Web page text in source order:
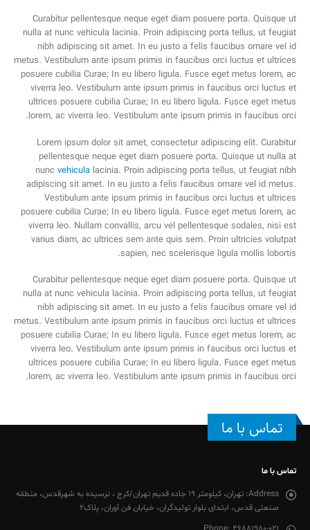
Curabitur pellentesque neque eget diam posuere porta. Quisque ut
nulla at nunc vehicula lacinia. Proin adipiscing porta tellus, ut feugiat
nibh adipiscing sit amet. In eu justo a felis faucibus ornare vel id
metus. Vestibulum ante ipsum primis in faucibus orci luctus et ultrices
posuere cubilia Curae; In eu libero ligula. Fusce eget metus lorem, ac
viverra leo. Vestibulum ante ipsum primis in faucibus orci luctus et
ultrices posuere cubilia Curae; In eu libero ligula. Fusce eget metus
lorem, ac viverra leo. Vestibulum ante ipsum primis in faucibus orci.
Lorem ipsum dolor sit amet, consectetur adipiscing elit. Curabitur
pellentesque neque eget diam posuere porta. Quisque ut nulla at
nunc vehicula lacinia. Proin adipiscing porta tellus, ut feugiat nibh
adipiscing sit amet. In eu justo a felis faucibus ornare vel id metus.
Vestibulum ante ipsum primis in faucibus orci luctus et ultrices
posuere cubilia Curae; In eu libero ligula. Fusce eget metus lorem, ac
viverra leo. Nullam convallis, arcu vel pellentesque sodales, nisi est
varius diam, ac ultrices sem ante quis sem. Proin ultricies volutpat
sapien, nec scelerisque ligula mollis lobortis.
Curabitur pellentesque neque eget diam posuere porta. Quisque ut
nulla at nunc vehicula lacinia. Proin adipiscing porta tellus, ut feugiat
nibh adipiscing sit amet. In eu justo a felis faucibus ornare vel id
metus. Vestibulum ante ipsum primis in faucibus orci luctus et ultrices
posuere cubilia Curae; In eu libero ligula. Fusce eget metus lorem, ac
viverra leo. Vestibulum ante ipsum primis in faucibus orci luctus et
ultrices posuere cubilia Curae; In eu libero ligula. Fusce eget metus
lorem, ac viverra leo. Vestibulum ante ipsum primis in faucibus orci.
تماس با ما
تماس با ما
Address:
تهران، کیلومتر 19 جاده قدیم تهران/کرج ، نرسیده به شهرقدس، منطقه
صنعتی قدس، ابتدای بلوار تولیدگران، خیابان فن آوران، پلاک2